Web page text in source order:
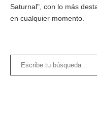
Saturnal", con lo más
en cualquier momento.